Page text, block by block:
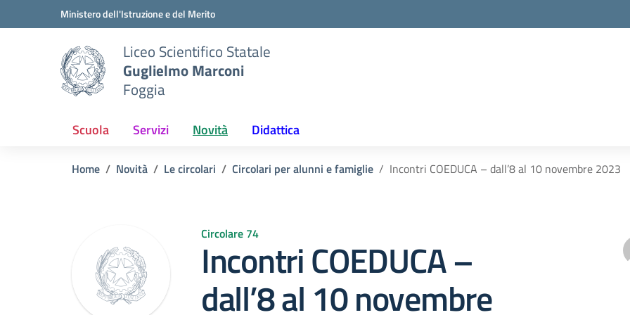
Vai ai contenuti
Vai al menu di navigazioneMinistero dell'Istruzione e del Merito
Liceo Scientifico Statale
Guglielmo Marconi
Foggia
Scuola Servizi Novità Didattica
Home Novità Le circolari Circolari per alunni e famiglie Incontri COEDUCA – dall’8 al 10 novembre 2023
Circolare 74
Incontri COEDUCA –
dall’8 al 10 novembre